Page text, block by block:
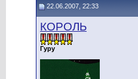
22.06.2007, 22:33
КОРОЛЬ
Гуру